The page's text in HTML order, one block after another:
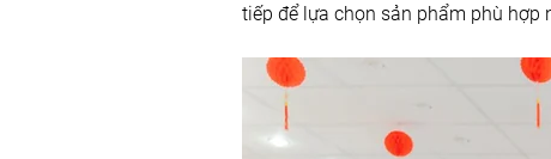
tiếp để lựa chọn sản phẩm phù hợp